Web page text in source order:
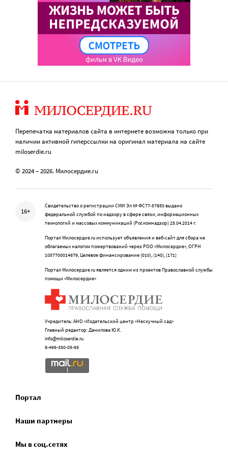
Перепечатка материалов сайта в интернете возможна только при
наличии активной гиперссылки на оригинал материала на сайте
miloserdie.ru
© 2024 – 2026. Милосердие.ru
16+
Свидетельство о регистрации СМИ Эл № ФС77-57850 выдано
федеральной службой по надзору в сфере связи, информационных
технологий и массовых коммуникаций (Роскомнадзор) 25.04.2014 г.
Портал Милосердие.ru использует объявления и веб-сайт для сбора не
облагаемых налогом пожертвований через РОО «Милосердие», ОГРН
1057700014679, Целевое финансирование (010), (140), (171)
Портал Милосердие.ru является одним из проектов Православной службы
помощи «Милосердие»
Учредитель: АНО «Издательский центр «Нескучный сад»
Главный редактор: Данилова Ю.К.
info@miloserdie.ru
8-499-350-05-95
Портал
Наши партнеры
Мы в соц.сетях